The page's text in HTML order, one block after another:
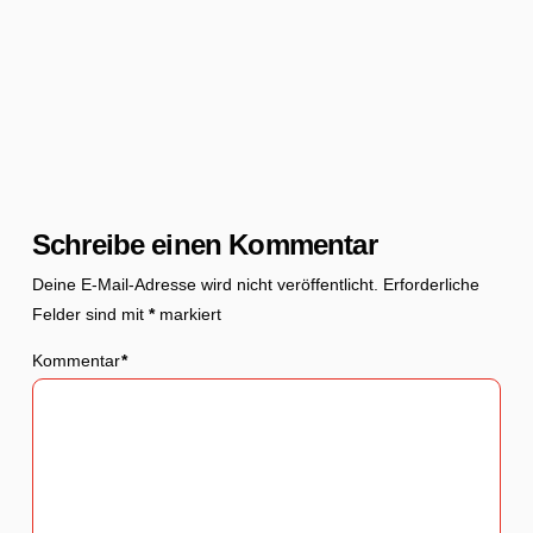
Schreibe einen Kommentar
Deine E-Mail-Adresse wird nicht veröffentlicht. Erforderliche
Felder sind mit *markiert
Kommentar*